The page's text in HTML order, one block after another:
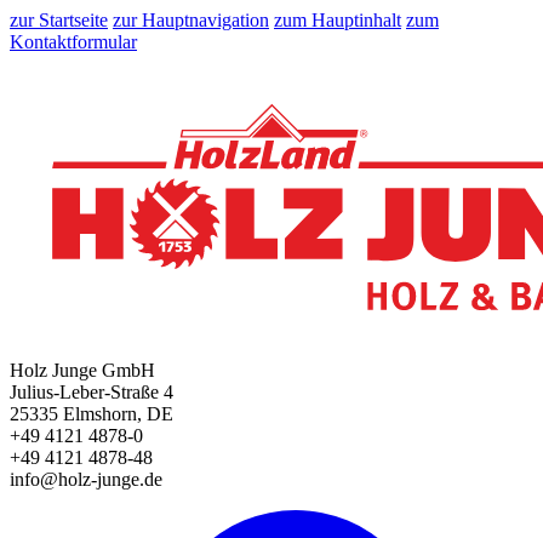
zur Startseite zur Hauptnavigation zum Hauptinhalt zum
Kontaktformular
Holz Junge GmbH
Julius-Leber-Straße 4
25335 Elmshorn, DE
+49 4121 4878-0
+49 4121 4878-48
info@holz-junge.de